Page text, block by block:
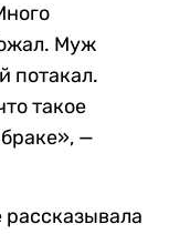
Муж
потакал.
такое
—